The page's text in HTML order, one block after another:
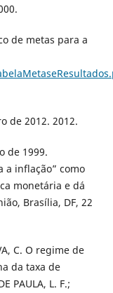
de metas para a
de 2012. 2012.
de 1999.
a inflação” como
monetária e dá
Brasília, DF, 22
C. O regime de
da taxa de
PAULA, L. F.;